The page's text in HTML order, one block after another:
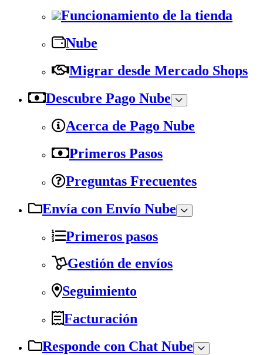
Funcionamiento de la tienda
Nube
Migrar desde Mercado Shops
Descubre Pago Nube
Acerca de Pago Nube
Primeros Pasos
Preguntas Frecuentes
Envía con Envío Nube
Primeros pasos
Gestión de envíos
Seguimiento
Facturación
Responde con Chat Nube